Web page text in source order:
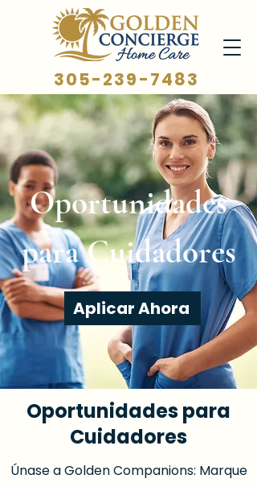
305-239-7483
Oportunidades
para Cuidadores
Aplicar Ahora
Oportunidades para
Cuidadores
Únase a Golden Companions: Marque